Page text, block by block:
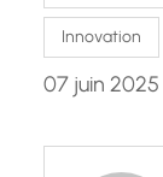
Innovation
07 juin 2025